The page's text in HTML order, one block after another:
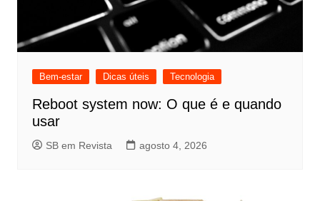
Bem-estar Dicas úteis Tecnologia
Reboot system now: O que é e quando
usar
SB em Revista agosto 4, 2026